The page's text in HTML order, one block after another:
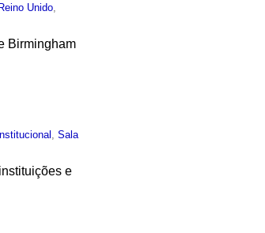
Unido
Birmingham
Institucional ,Sala
e